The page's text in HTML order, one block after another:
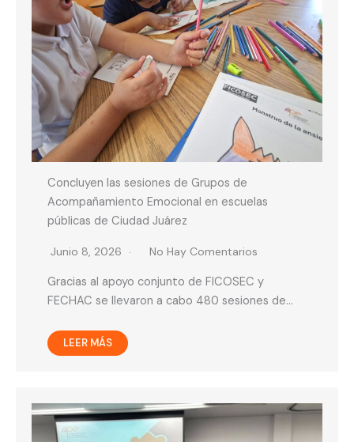
Concluyen las sesiones de Grupos de
Acompañamiento Emocional en escuelas
públicas de Ciudad Juárez
Junio 8, 2026 No Hay Comentarios
Gracias al apoyo conjunto de FICOSEC y
FECHAC se llevaron a cabo 480 sesiones de…
LEER MÁS